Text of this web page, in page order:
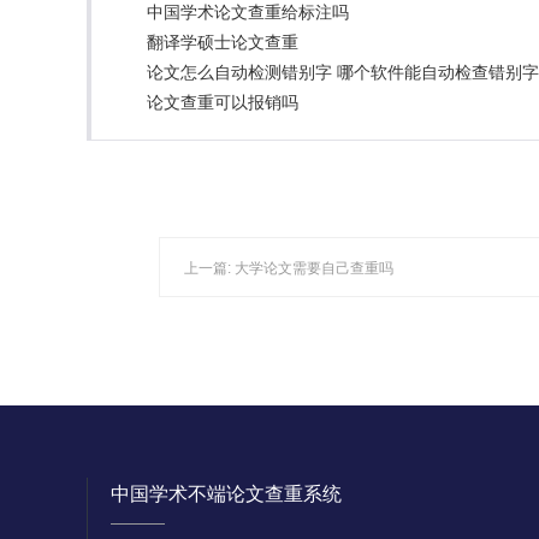
中国学术论文查重给标注吗
翻译学硕士论文查重
论文怎么自动检测错别字 哪个软件能自动检查错别
论文查重可以报销吗
上一篇: 大学论文需要自己查重吗
中国学术不端论文查重系统